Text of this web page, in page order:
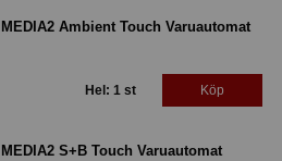
Ambient Touch Varuautomat
Hel: 1 st Köp
S+B Touch Varuautomat